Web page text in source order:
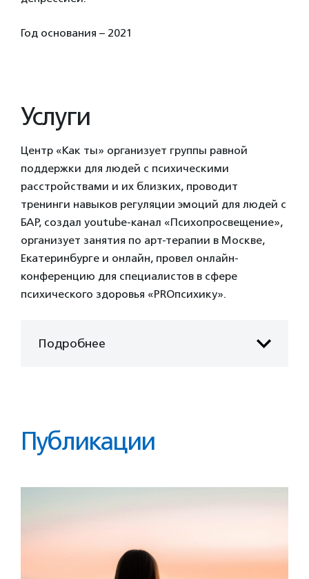
Год основания – 2021
Услуги
Центр «Как ты» организует группы равной
поддержки для людей с психическими
расстройствами и их близких, проводит
тренинги навыков регуляции эмоций для людей с
БАР, создал youtube-канал «Психопросвещение»,
организует занятия по арт-терапии в Москве,
Екатеринбурге и онлайн, провел онлайн-
конференцию для специалистов в сфере
психического здоровья «PROпсихику».
Подробнее
Публикации